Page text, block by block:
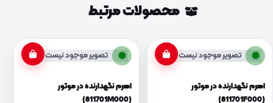
محصولات مرتبط
تصویر موجود نیست
اهرم نگهدارنده در موتور
(811701F000)
تصویر موجود نیست
اهرم نگهدارنده در موتور
(811701M000)